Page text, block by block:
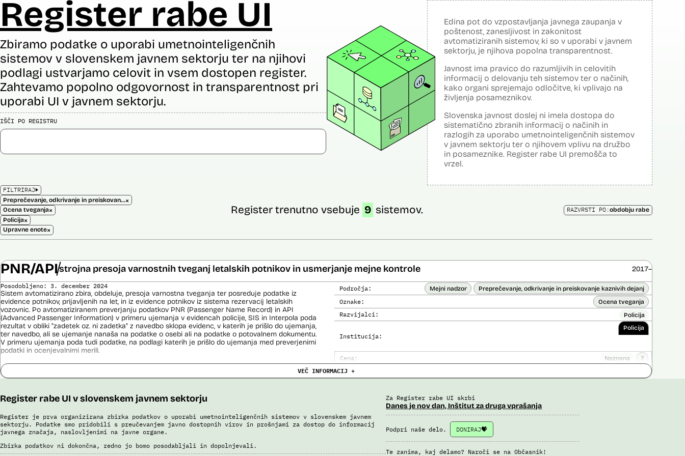
Register rabe UI
Zbiramo podatke o uporabi umetnointeligenčnih
sistemov v slovenskem javnem sektorju ter na njihovi
podlagi ustvarjamo celovit in vsem dostopen register.
Zahtevamo popolno odgovornost in transparentnost pri
uporabi UI v javnem sektorju.
IŠČI PO REGISTRU
Edina pot do vzpostavljanja javnega zaupanja v
poštenost, zanesljivost in zakonitost
avtomatiziranih sistemov, ki so v uporabi v javnem
sektorju, je njihova popolna transparentnost.
Javnost ima pravico do razumljivih in celovitih
informacij o delovanju teh sistemov ter o načinih,
kako organi sprejemajo odločitve, ki vplivajo na
življenja posameznikov.
Slovenska javnost doslej ni imela dostopa do
sistematično zbranih informacij o načinih in
razlogih za uporabo umetnointeligenčnih sistemov
v javnem sektorju ter o njihovem vplivu na družbo
in posameznike. Register rabe UI premošča to
vrzel.
FILTRIRAJ
Preprečevanje, odkrivanje in preiskovanje kaznivih dejanj×
Ocena tveganja×
Policija×
Upravne enote×
Register trenutno vsebuje 9 sistemov. RAZVRSTI PO:obdobju rabe
PNR/APIstrojna presoja varnostnih tveganj letalskih potnikov in usmerjanje mejne kontrole 2017–
Področja: Mejni nadzor Preprečevanje, odkrivanje in preiskovanje kaznivih dejanj
Oznake: Ocena tveganja
Razvijalci: Policija
Institucija:
Policija
Cena: Neznana ?
Analiza učinka na človekove pravice opravljena:
Posodobljeno: 3. december 2024
Sistem avtomatizirano zbira, obdeluje, presoja varnostna tveganja ter posreduje podatke iz
evidence potnikov, prijavljenih na let, in iz evidence potnikov iz sistema rezervacij letalskih
vozovnic. Po avtomatiziranem preverjanju podatkov PNR (Passenger Name Record) in API
(Advanced Passenger Information) v primeru ujemanja v evidencah policije, SIS in Interpola poda
rezultat v obliki "zadetek oz. ni zadetka" z navedbo sklopa evidenc, v katerih je prišlo do ujemanja,
ter navedbo, ali se ujemanje nanaša na podatke o osebi ali na podatke o potovalnem dokumentu.
V primeru ujemanja poda tudi podatke, na podlagi katerih je prišlo do ujemanja med preverjenimi
podatki in ocenjevalnimi merili.
Ocenjevalna merila so oblikovana z analitično obdelavo podatkov, pri čemer se oblikujejo
indikatorji tveganja, ki predstavljajo posamezne podatke, za katere je bilo pri analitični obdelavi
pristojnih organov na takšne osebe. Nacionalna enota za informacije o potnikih lahko glede na
utemeljene razloge v posamičnem primeru posreduje podatke potnikov, prijavljenih na let,
oziroma podatke potnikov iz sistema rezervacij letalskih vozovnic oziroma rezultate njihove
obdelave drugim enotam policije.
Uslužbenci nacionalne enote za informacije o potnikih vsa ujemanja pri avtomatizirani obdelavi
podatkov ter varnostna tveganja posamično pregledajo še z neavtomatiziranimi sredstvi.
VEČ INFORMACIJ +
Register rabe UI v slovenskem javnem sektorju
Register je prva organizirana zbirka podatkov o uporabi umetnointeligenčnih sistemov v slovenskem javnem
sektorju. Podatke smo pridobili s preučevanjem javno dostopnih virov in prošnjami za dostop do informacij
javnega značaja, naslovljenimi na javne organe.
Zbirka podatkov ni dokončna, redno jo bomo posodabljali in dopolnjevali.
Za Register rabe UI skrbi
Danes je nov dan, Inštitut za druga vprašanja
Podpri naše delo. DONIRAJ
Te zanima, kaj delamo? Naroči se na Občasnik!